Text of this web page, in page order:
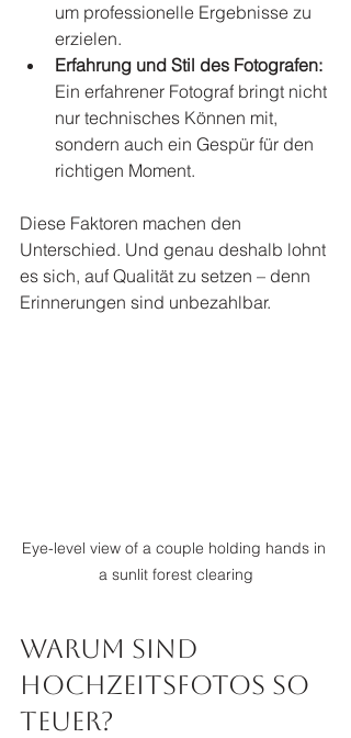
um professionelle Ergebnisse zu
erzielen.
Erfahrung und Stil des Fotografen:
Ein erfahrener Fotograf bringt nicht
nur technisches Können mit,
sondern auch ein Gespür für den
richtigen Moment.
Diese Faktoren machen den
Unterschied. Und genau deshalb lohnt
es sich, auf Qualität zu setzen – denn
Erinnerungen sind unbezahlbar.
Eye-level view of a couple holding hands in
a sunlit forest clearing
Warum sind
Hochzeitsfotos so
teuer?